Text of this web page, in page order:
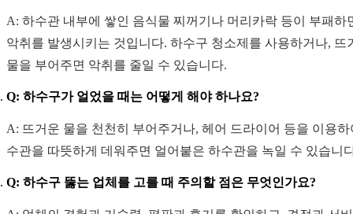
A: 하수관 내부에 쌓인 음식물 찌꺼기나 머리카락 등이 부패하
악취를 발생시키는 것입니다. 하수구 청소제를 사용하거나, 뜨
물을 부어주면 악취를 줄일 수 있습니다.
Q: 하수구가 얼었을 때는 어떻게 해야 하나요?
A: 뜨거운 물을 천천히 부어주거나, 헤어 드라이어 등을 이용하
수관을 따뜻하게 데워주면 얼어붙은 하수관을 녹일 수 있습니
Q: 하수구 뚫는 업체를 고를 때 주의할 점은 무엇인가요?